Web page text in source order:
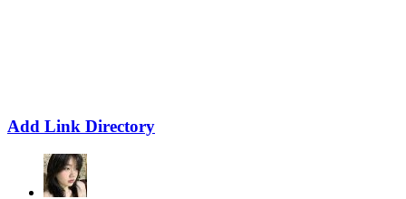
Add Link Directory